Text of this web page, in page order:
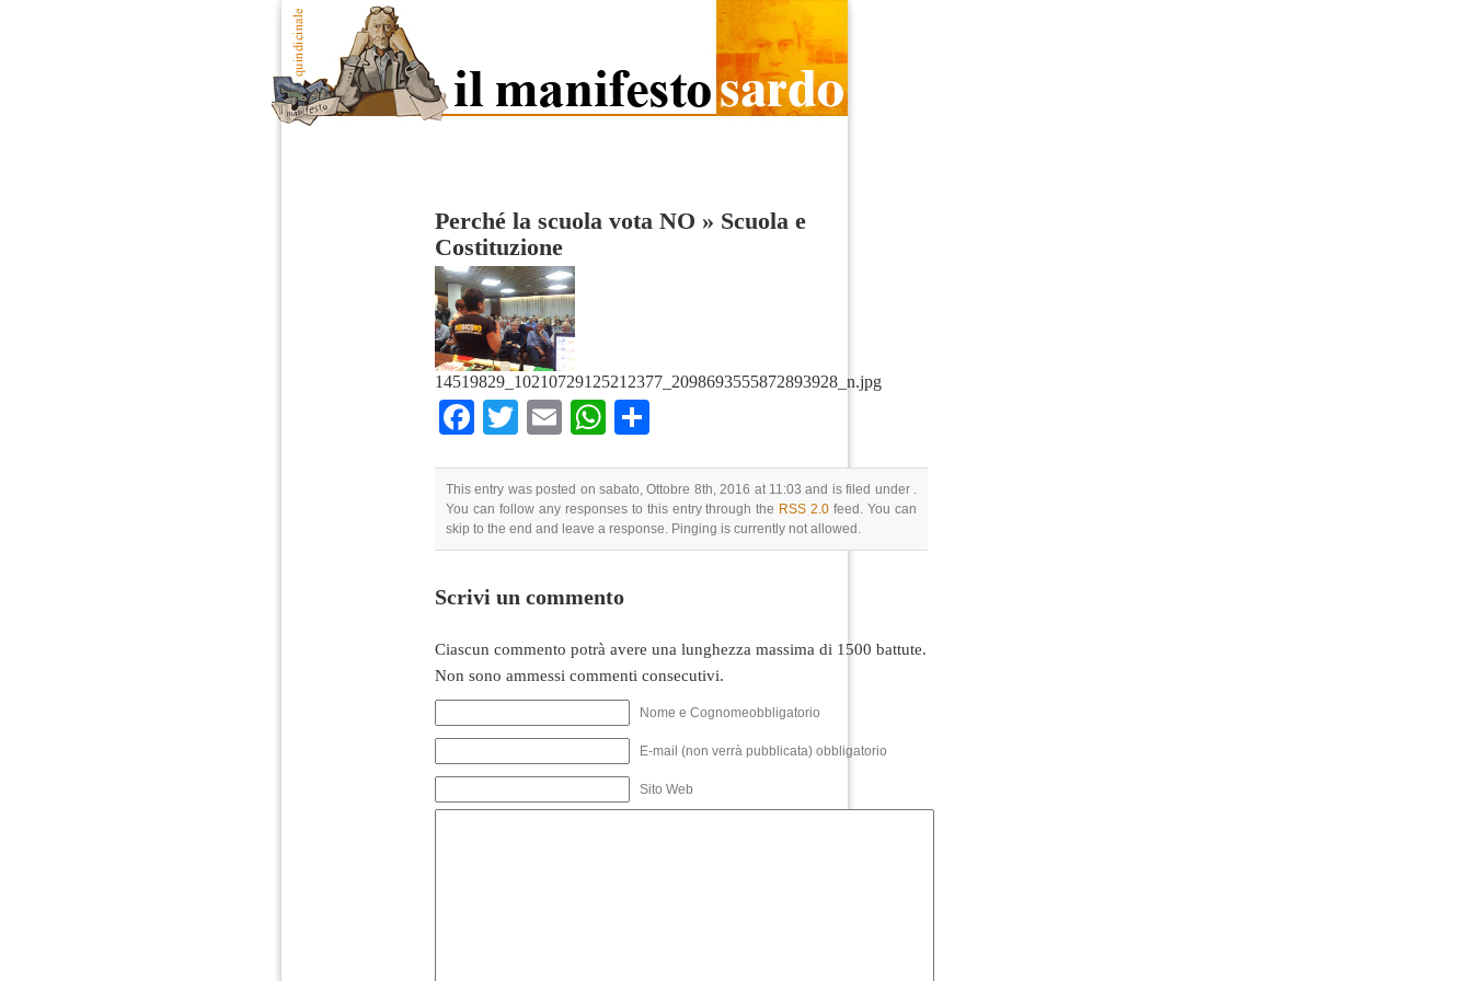
Perché la scuola vota NO » Scuola e
Costituzione
14519829_10210729125212377_2098693555872893928_n.jpg
Facebook
TwitterEmailWhatsApp
This entry was posted on sabato, Ottobre 8th, 2016 at 11:03 and is filed under .
You can follow any responses to this entry through the RSS 2.0 feed. You can
skip to the end and leave a response. Pinging is currently not allowed.
Scrivi un commento
Ciascun commento potrà avere una lunghezza massima di 1500 battute.
Non sono ammessi commenti consecutivi.
Nome e Cognomeobbligatorio
E-mail (non verrà pubblicata) obbligatorio
Sito Web